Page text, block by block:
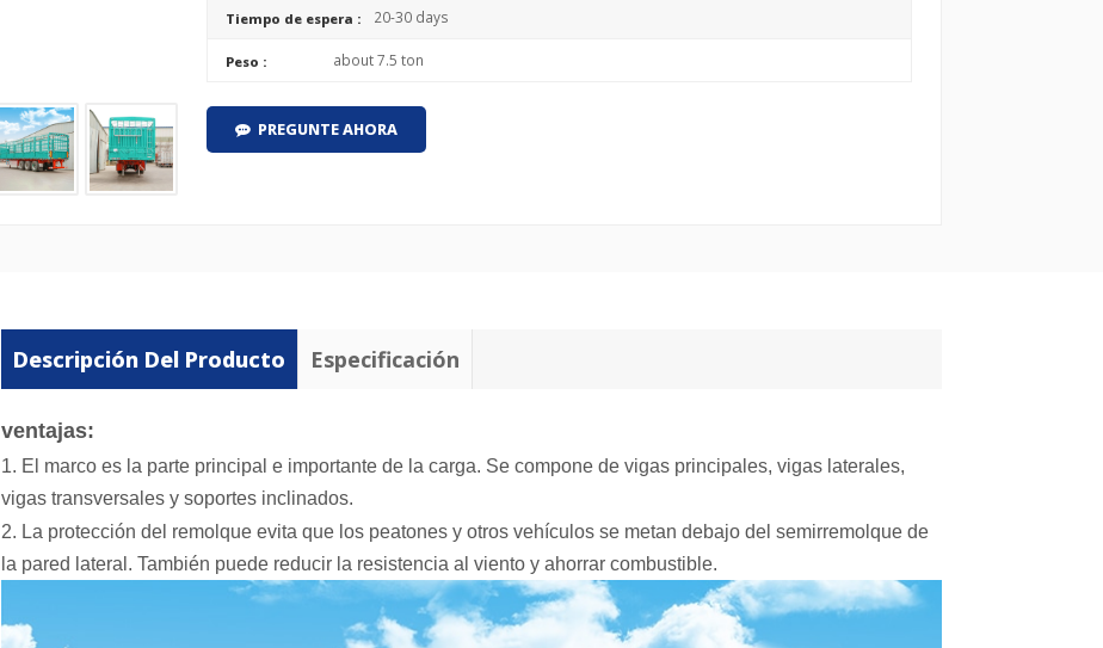
Tiempo de espera : 20-30 days
Peso : about 7.5 ton
PREGUNTE AHORA
Descripción Del Producto Especificación
ventajas:
1. El marco es la parte principal e importante de la carga. Se compone de vigas principales, vigas laterales,
vigas transversales y soportes inclinados.
2. La protección del remolque evita que los peatones y otros vehículos se metan debajo del semirremolque de
la pared lateral. También puede reducir la resistencia al viento y ahorrar combustible.